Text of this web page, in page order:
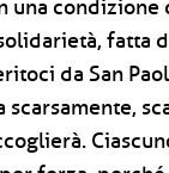
una
fatta
da San